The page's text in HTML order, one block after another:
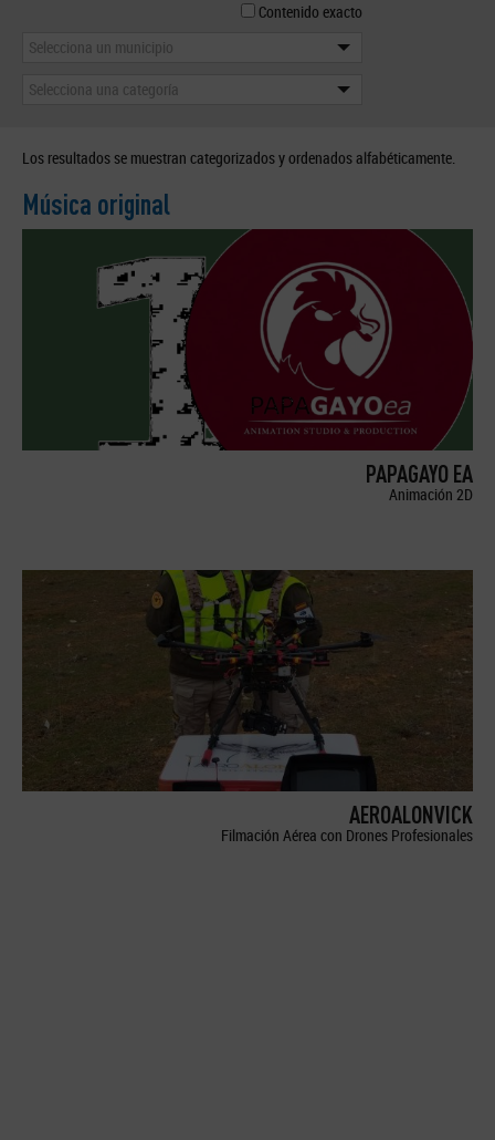
Contenido exacto
Selecciona un municipio
Selecciona una categoría
Los resultados se muestran categorizados y ordenados alfabéticamente.
Música original
PAPAGAYO EA
Animación 2D
AEROALONVICK
Filmación Aérea con Drones Profesionales